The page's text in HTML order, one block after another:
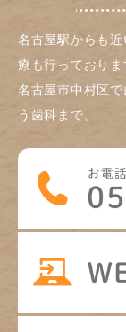
名古屋駅からも
療も行っておりま
名古屋市中村区
う歯科まで。